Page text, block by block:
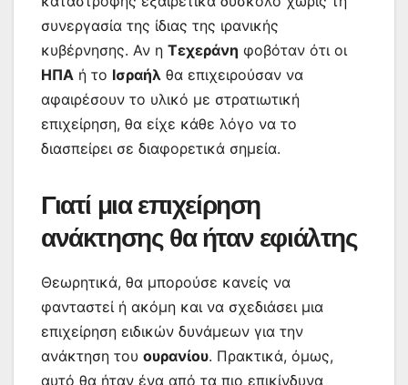
συνεργασία της ίδιας της ιρανικής
κυβέρνησης. Αν η Τεχεράνη φοβόταν ότι οι
ΗΠΑ ή το Ισραήλ θα επιχειρούσαν να
αφαιρέσουν το υλικό με στρατιωτική
επιχείρηση, θα είχε κάθε λόγο να το
διασπείρει σε διαφορετικά σημεία.
Γιατί μια επιχείρηση
ανάκτησης θα ήταν εφιάλτης
Θεωρητικά, θα μπορούσε κανείς να
φανταστεί ή ακόμη και να σχεδιάσει μια
επιχείρηση ειδικών δυνάμεων για την
ανάκτηση του ουρανίου. Πρακτικά, όμως,
αυτό θα ήταν ένα από τα πιο επικίνδυνα